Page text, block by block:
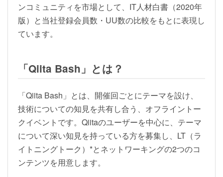
ンコミュニティを市場として、IT人材白書（2020年
版）と当社登録会員数・UU数の比較をもとに表現し
ています。
「Qiita Bash」とは？
「Qiita Bash」とは、開催回ごとにテーマを設け、
技術についての知見を共有し合う、オフライントー
クイベントです。Qiitaのユーザーを中心に、テーマ
について深い知見を持っている方を募集し、LT（ラ
イトニングトーク）*とネットワーキングの2つのコ
ンテンツを用意します。